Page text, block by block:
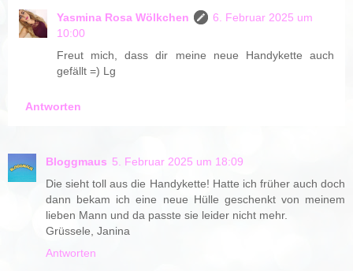
Yasmina Rosa Wölkchen
6. Februar 2025 um
10:00
Freut mich, dass dir meine neue Handykette auch
gefällt =) Lg
Antworten
Bloggmaus 5. Februar 2025 um 18:09
Die sieht toll aus die Handykette! Hatte ich früher auch doch
dann bekam ich eine neue Hülle geschenkt von meinem
lieben Mann und da passte sie leider nicht mehr.
Grüssele, Janina
Antworten